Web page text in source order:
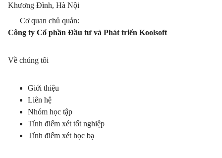
Khương Đình, Hà Nội
Cơ quan chủ quản:
Công ty Cổ phần Đầu tư và Phát triển Koolsoft
Về chúng tôi
Giới thiệu
Liên hệ
Nhóm học tập
Tính điểm xét tốt nghiệp
Tính điểm xét học bạ